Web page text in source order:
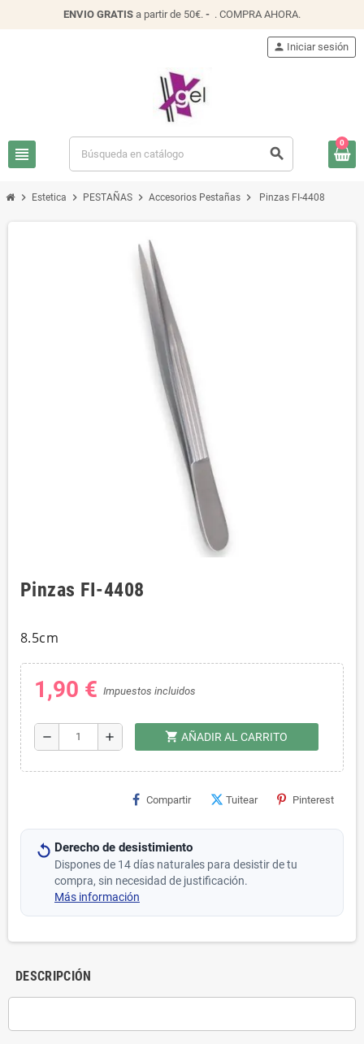
ENVIO GRATIS a partir de 50€. - . COMPRA AHORA.
view_headline search
person Iniciar sesión
0
chevron_right Estetica chevron_right PESTAÑAS chevron_right Accesorios Pestañas chevron_right Pinzas FI-4408
Pinzas FI-4408
8.5cm
1,90 € Impuestos incluidos
remove add shopping_cart AÑADIR AL CARRITO
Compartir Tuitear Pinterest
Derecho de desistimiento
Dispones de 14 días naturales para desistir de tu
compra, sin necesidad de justificación.
Más información
DESCRIPCIÓN